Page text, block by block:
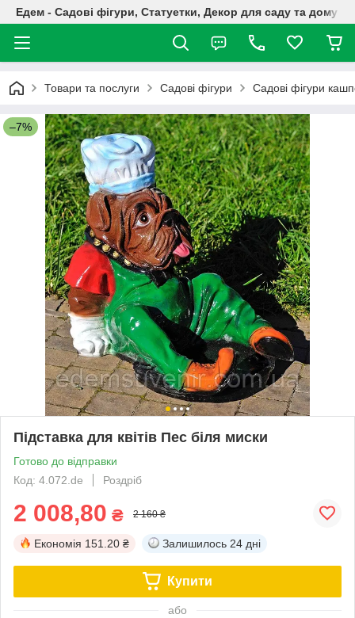
Едем - Садові фігури, Статуетки, Декор для саду та дому
Товари та послуги Садові фігури Садові фігури
–7%
Підставка для квітів Пес біля миски
Готово до відправки
Код: 4.072.de
Роздріб
2 008,80 ₴ 2 160 ₴
Економія 151.20 ₴ Залишилось 24 дні
Купити
або